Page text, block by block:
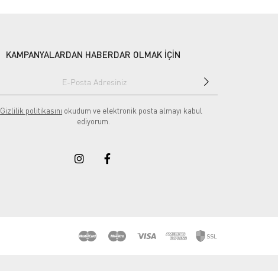
KAMPANYALARDAN HABERDAR OLMAK İÇİN
Gizlilik politikasını okudum ve elektronik posta almayı kabul
ediyorum.